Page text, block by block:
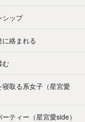
ップ
絡まれる
む
取る系女子（星宮愛
ティー（星宮愛side）